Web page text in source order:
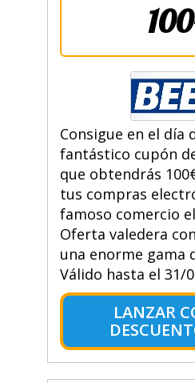
Consigue en el día
fantástico cupón
que obtendrás
tus compras
famoso comercio
Oferta valedera
una enorme gama
Válido hasta el 31/
LANZAR